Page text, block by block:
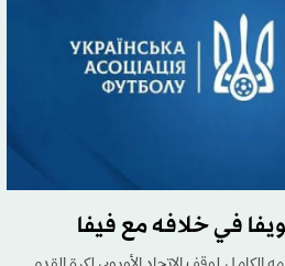
في خلافه مع فيفا